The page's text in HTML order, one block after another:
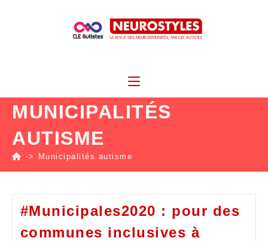
MUNICIPALITÉS
AUTISME
-> Municipalités autisme
#Municipales2020 : pour des
communes inclusives à